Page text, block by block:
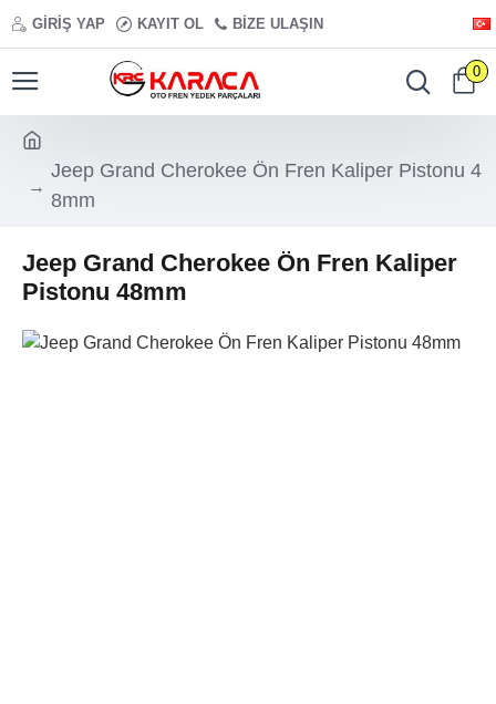
GIRIŞ YAP KAYIT OL BIZE ULAŞIN
0
Jeep Grand Cherokee Ön Fren Kaliper Pistonu 4
8mm
Jeep Grand Cherokee Ön Fren Kaliper
Pistonu 48mm